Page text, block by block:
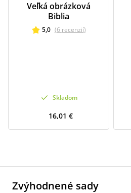
Veľká obrázková
Biblia
5,0 (6 recenzií)
Skladom
16,01 €
Zvýhodnené sady